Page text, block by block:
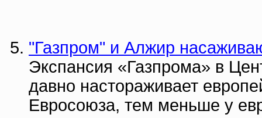
"Газпром" и Алжир
Экспансия «Газпрома» в
давно настораживает
Евросоюза, тем меньше у